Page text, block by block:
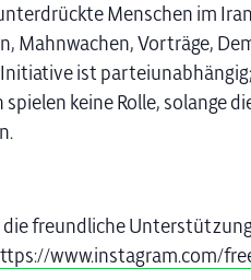
Menschen im
Mahnwachen, Vorträge,
Initiative ist
keine Rolle, solange
freundliche
www.instagram.com/